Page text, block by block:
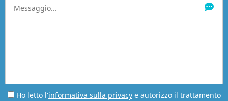
Ho letto l'informativa sulla privacye autorizzo il trattamento